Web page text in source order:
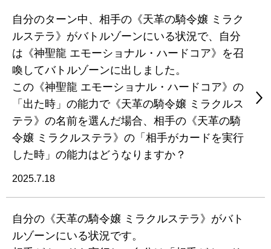
自分のターン中、相手の《天革の騎令嬢 ミラク
ルステラ》がバトルゾーンにいる状況で、自分
は《神聖龍 エモーショナル・ハードコア》を召
喚してバトルゾーンに出しました。
この《神聖龍 エモーショナル・ハードコア》の
「出た時」の能力で《天革の騎令嬢 ミラクルス
テラ》の名前を選んだ場合、相手の《天革の騎
令嬢 ミラクルステラ》の「相手がカードを実行
した時」の能力はどうなりますか？
2025.7.18
自分の《天革の騎令嬢 ミラクルステラ》がバト
ルゾーンにいる状況です。